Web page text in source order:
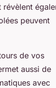
peuvent
de vos
aussi de
avec